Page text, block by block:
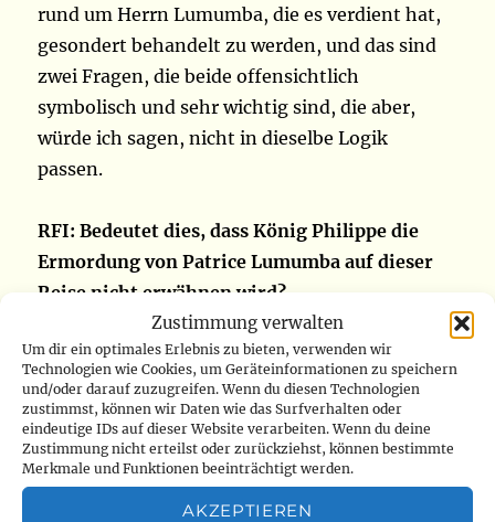
Zustimmung verwalten
Um dir ein optimales Erlebnis zu bieten, verwenden wir
Technologien wie Cookies, um Geräteinformationen zu speichern
und/oder darauf zuzugreifen. Wenn du diesen Technologien
zustimmst, können wir Daten wie das Surfverhalten oder
eindeutige IDs auf dieser Website verarbeiten. Wenn du deine
Zustimmung nicht erteilst oder zurückziehst, können bestimmte
Merkmale und Funktionen beeinträchtigt werden.
AKZEPTIEREN
rund um Herrn Lumumba, die es verdient hat,
gesondert behandelt zu werden, und das sind
zwei Fragen, die beide offensichtlich
symbolisch und sehr wichtig sind, die aber,
würde ich sagen, nicht in dieselbe Logik
passen.
RFI: Bedeutet dies, dass König Philippe die
Ermordung von Patrice Lumumba auf dieser
Reise nicht erwähnen wird?
Thomas Dermine:Es ist Sache des Königs, die
Tagesordnung zu definieren, und vor allem im
Ermessen dieses Austauschs mit den
kongolesischen Behörden, aber ich denke, dass
es kein Tabu zu diesem Thema gibt, dass es Teil
einer ausgezeichneten bilateralen